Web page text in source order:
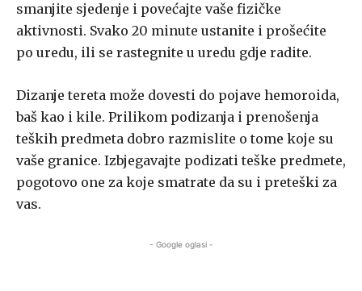
smanjite sjedenje i povećajte vaše fizičke
aktivnosti. Svako 20 minute ustanite i prošećite
po uredu, ili se rastegnite u uredu gdje radite.
Dizanje tereta može dovesti do pojave hemoroida,
baš kao i kile. Prilikom podizanja i prenošenja
teških predmeta dobro razmislite o tome koje su
vaše granice. Izbjegavajte podizati teške predmete,
pogotovo one za koje smatrate da su i preteški za
vas.
- Google oglasi -